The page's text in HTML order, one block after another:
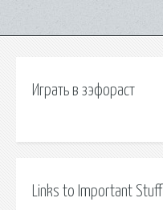
Играть в зэфораст
Links to Important Stuff